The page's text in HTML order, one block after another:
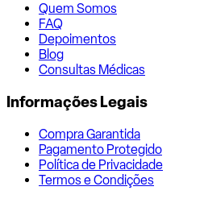
Quem Somos
FAQ
Depoimentos
Blog
Consultas Médicas
Informações Legais
Compra Garantida
Pagamento Protegido
Política de Privacidade
Termos e Condições